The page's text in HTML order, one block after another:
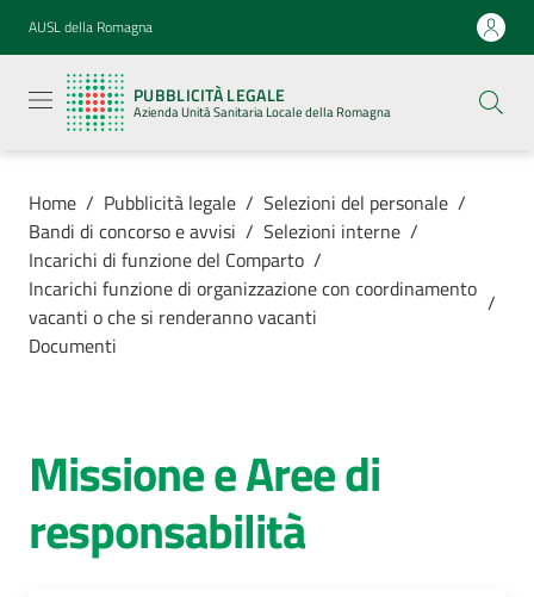
Vai al contenuto
Vai alla navigazione
Vai al footer
AUSL della Romagna
PUBBLICITÀ LEGALE
Azienda Unità Sanitaria Locale della Romagna
legale
Azienda
Unità
Locale della
Azienda
Luoghi di
cura
Home / Pubblicità legale / Selezioni del personale /
Bandi di concorso e avvisi / Selezioni interne /
Incarichi di funzione del Comparto /
Incarichi funzione di organizzazione con coordinamento
vacanti o che si renderanno vacanti
/
Documenti
Missione e Aree di
responsabilità